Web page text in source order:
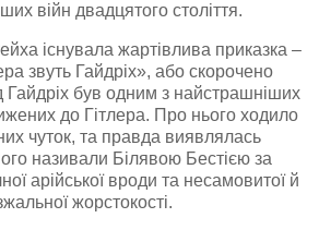
війн двадцятого століття.
існувала жартівлива приказка –
звуть Гайдріх», або скорочено
був одним з найстрашніших
до Гітлера. Про нього ходило
чуток, та правда виявлялась
називали Білявою Бестією за
арійської вроди та несамовитої й
жорстокості.